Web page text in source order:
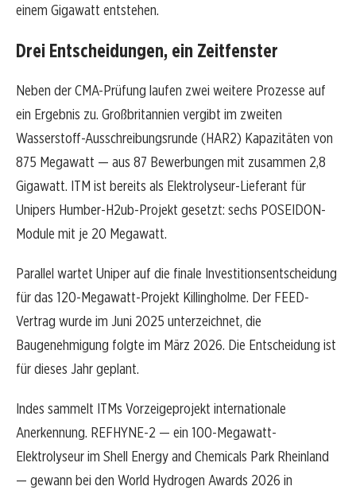
einem Gigawatt entstehen.
Drei Entscheidungen, ein Zeitfenster
Neben der CMA-Prüfung laufen zwei weitere Prozesse auf
ein Ergebnis zu. Großbritannien vergibt im zweiten
Wasserstoff-Ausschreibungsrunde (HAR2) Kapazitäten von
875 Megawatt — aus 87 Bewerbungen mit zusammen 2,8
Gigawatt. ITM ist bereits als Elektrolyseur-Lieferant für
Unipers Humber-H2ub-Projekt gesetzt: sechs POSEIDON-
Module mit je 20 Megawatt.
Parallel wartet Uniper auf die finale Investitionsentscheidung
für das 120-Megawatt-Projekt Killingholme. Der FEED-
Vertrag wurde im Juni 2025 unterzeichnet, die
Baugenehmigung folgte im März 2026. Die Entscheidung ist
für dieses Jahr geplant.
Indes sammelt ITMs Vorzeigeprojekt internationale
Anerkennung. REFHYNE-2 — ein 100-Megawatt-
Elektrolyseur im Shell Energy and Chemicals Park Rheinland
— gewann bei den World Hydrogen Awards 2026 in